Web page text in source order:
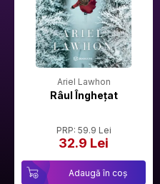
Ariel Lawhon
Râul Înghețat
PRP: 59.9 Lei
32.9 Lei
Adaugă în coș